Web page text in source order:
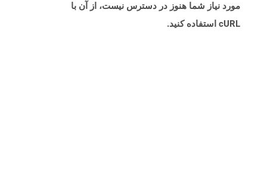
مورد نیاز شما هنوز در دسترس نیست، از آن با
cURL استفاده کنید.